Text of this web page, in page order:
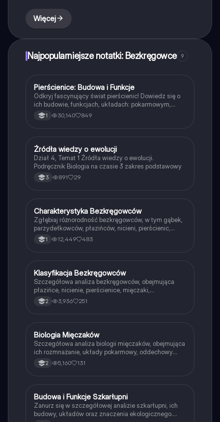
Więcej
Najpopularniejsze notatki: Bezkręgowce 9
Biologia
Pierścienice: Budowa i Funkcje
Odkryj fascynujący świat pierścienic! Dowiedz się o
ich budowie, funkcjach, układach: pokarmowym,
krwionośnym i nerwowym. Zrozumienie metamerii,
segmentacji oraz roli pierścienic w ekosystemie.
1 30,140 849
Biologia
Źródła wiedzy o ewolucji
Dział 4, Temat 1 Źródła wiedzy o ewolucji.
Podręcznik Biologia na czasie 3 zakres podstawowy
3 891 29
Biologia
Charakterystyka Bezkręgowców
Zgłębiaj różnorodność bezkręgowców, w tym gąbek,
parzydełkowców, płazińców, nicieni, pierścienic,
stawonogów i mięczaków. Dowiedz się o ich budowie,
funkcjach, układach nerwowych oraz cechach
1 12,449 483
Biologia
Klasyfikacja Bezkręgowców
Szczegółowa analiza bezkręgowców, obejmująca
płazińce, nicienie, pierścienice, mięczaki,
parzydełkowce oraz echinodermy. Zawiera
informacje o ich budowie, układach pokarmowych,
2 3,936 251
Biologia
Biologia Mięczaków
Szczegółowa analiza biologii mięczaków, obejmująca
ich rozmnażanie, układy pokarmowy, oddechowy
oraz nerwowy. Idealna do nauki przed sprawdzianem
lub maturą. Zawiera kluczowe informacje o ślimakach,
2 5,160 131
Biologia
Budowa i Funkcje Szkarłupni
Zanurz się w szczegółowej analizie szkarłupni, ich
budowy, układów oraz znaczenia ekologicznego.